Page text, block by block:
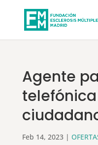
Agente
Feb 14, 2023|